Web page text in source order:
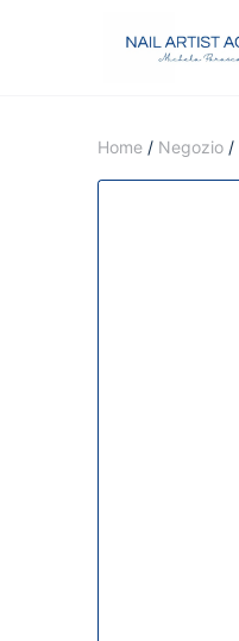
Home / Negozio /